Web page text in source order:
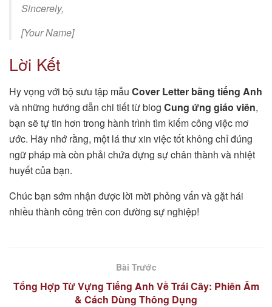
Sincerely,
[Your Name]
Lời Kết
Hy vọng với bộ sưu tập mẫu Cover Letter bằng tiếng Anh
và những hướng dẫn chi tiết từ blog Cung ứng giáo viên,
bạn sẽ tự tin hơn trong hành trình tìm kiếm công việc mơ
ước. Hãy nhớ rằng, một lá thư xin việc tốt không chỉ đúng
ngữ pháp mà còn phải chứa đựng sự chân thành và nhiệt
huyết của bạn.
Chúc bạn sớm nhận được lời mời phỏng vấn và gặt hái
nhiều thành công trên con đường sự nghiệp!
Bài Trước
Tổng Hợp Từ Vựng Tiếng Anh Về Trái Cây: Phiên Âm
& Cách Dùng Thông Dụng